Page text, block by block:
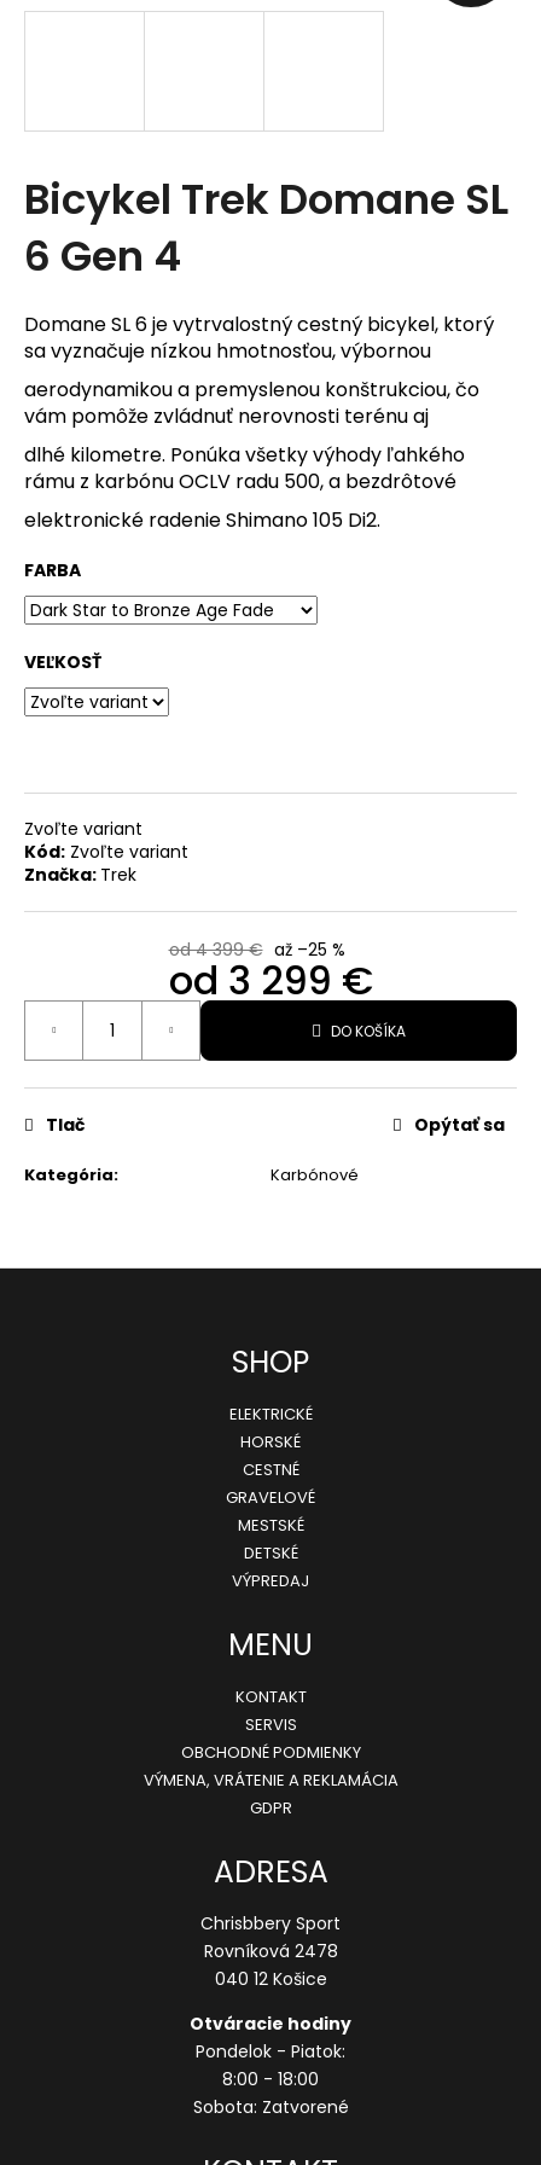
Bicykel Trek Domane SL
6 Gen 4
Domane SL 6 je vytrvalostný cestný bicykel, ktorý
sa vyznačuje nízkou hmotnosťou, výbornou
aerodynamikou a premyslenou konštrukciou, čo
vám pomôže zvládnuť nerovnosti terénu aj
dlhé kilometre. Ponúka všetky výhody ľahkého
rámu z karbónu OCLV radu 500, a bezdrôtové
elektronické radenie Shimano 105 Di2.
FARBA
VEĽKOSŤ
Zvoľte variant
Kód: Zvoľte variant
Značka: Trek
od 4 399 € až –25 %
od 3 299 €
Jednotková
cena:
DO KOŠÍKA
Kategória: Karbónové
Tlač Opýtať sa
j
s
ť
?
HĽADAŤ
O
d
p
o
r
a
m
e
TREK
RSL
ROAD
€
Pôvodne:
399,99
SHOP
ELEKTRICKÉ
HORSKÉ
CESTNÉ
GRAVELOVÉ
MESTSKÉ
DETSKÉ
VÝPREDAJ
MENU
KONTAKT
SERVIS
OBCHODNÉ PODMIENKY
VÝMENA, VRÁTENIE A REKLAMÁCIA
GDPR
ADRESA
Chrisbbery Sport
Rovníková 2478
040 12 Košice
Otváracie hodiny
Pondelok - Piatok:
8:00 - 18:00
Sobota: Zatvorené